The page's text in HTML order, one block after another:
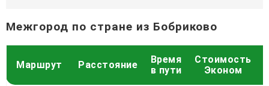
Межгород по стране из Бобриково
Маршрут Расстояние
Время
в пути
Стоимость
Эконом